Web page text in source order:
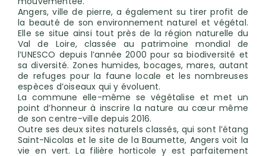
Angers, ville de pierre, a également su tirer profit de
la beauté de son environnement naturel et végétal.
Elle se situe ainsi tout près de la région naturelle du
Val de Loire, classée au patrimoine mondial de
l’UNESCO depuis l’année 2000 pour sa biodiversité et
sa diversité. Zones humides, bocages, mares, autant
de refuges pour la faune locale et les nombreuses
espèces d’oiseaux qui y évoluent.
La commune elle-même se végétalise et met un
point d’honneur à inscrire la nature au cœur même
de son centre-ville depuis 2016.
Outre ses deux sites naturels classés, qui sont l’étang
Saint-Nicolas et le site de la Baumette, Angers voit la
vie en vert. La filière horticole y est parfaitement